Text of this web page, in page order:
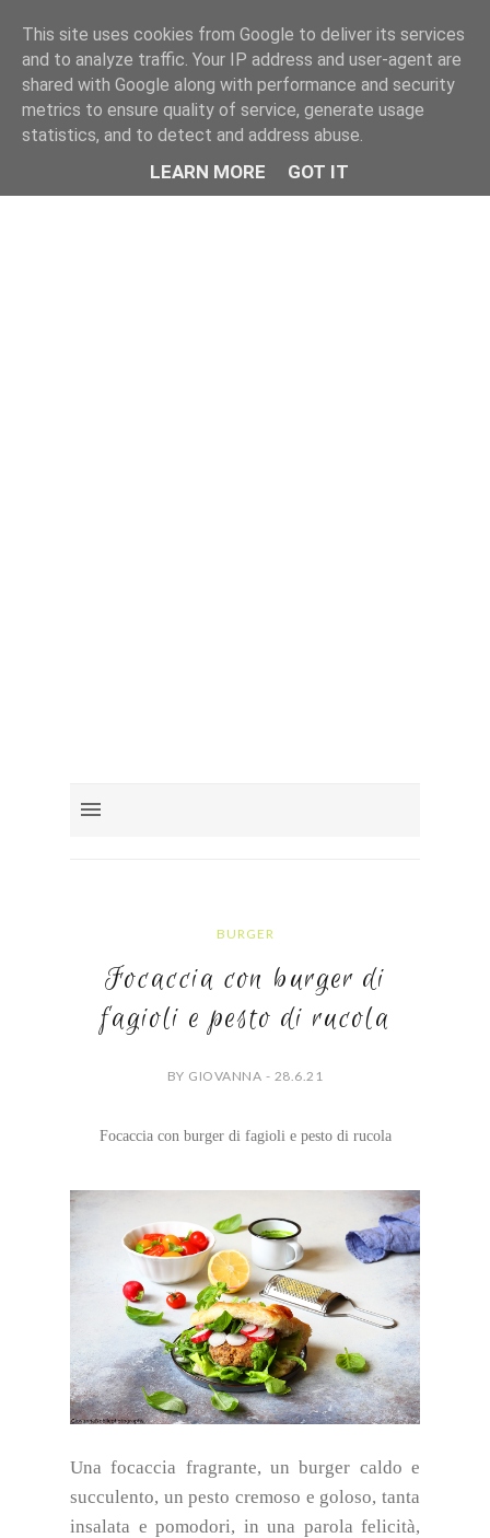
BURGER
Focaccia con burger di
fagioli e pesto di rucola
BY GIOVANNA - 28.6.21
Focaccia con burger di fagioli e pesto di rucola
Una focaccia fragrante, un burger caldo e
succulento, un pesto cremoso e goloso, tanta
insalata e pomodori, in una parola felicità,
This site uses cookies from Google to deliver its services
and to analyze traffic. Your IP address and user-agent are
shared with Google along with performance and security
metrics to ensure quality of service, generate usage
statistics, and to detect and address abuse.
LEARN MORE GOT IT